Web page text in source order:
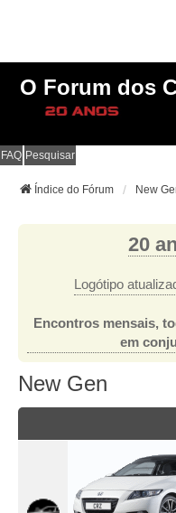
O Forum dos
FAQ Pesquisar
Índice do Fórum New
20
Logótipo
Encontros mensais,
em
New Gen